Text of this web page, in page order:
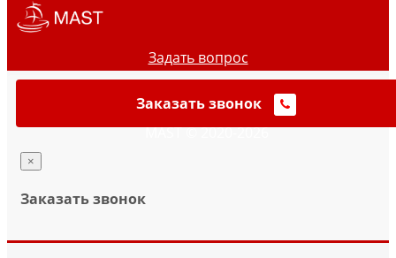
Задать вопрос
Заказать звонок
MAST © 2020-2026
×
Заказать звонок